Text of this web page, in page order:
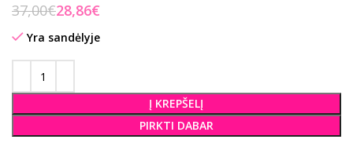
37,00€28,86€
Yra sandėlyje
Į KREPŠELĮ
PIRKTI DABAR